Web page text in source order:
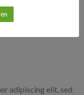
adipiscing elit, sed